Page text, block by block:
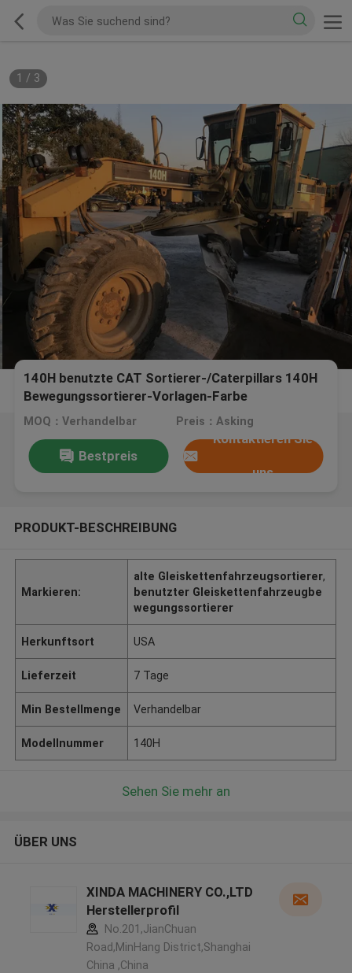
1 / 3
140H benutzte CAT Sortierer-/Caterpillars 140H
Bewegungssortierer-Vorlagen-Farbe
MOQ：Verhandelbar Preis：Asking
Bestpreis
Kontaktieren Sie
uns
PRODUKT-BESCHREIBUNG
Markieren:
alte Gleiskettenfahrzeugsortierer,
benutzter Gleiskettenfahrzeugbe
wegungssortierer
Herkunftsort USA
Lieferzeit 7 Tage
Min Bestellmenge Verhandelbar
Modellnummer 140H
Sehen Sie mehr an
ÜBER UNS
XINDA MACHINERY CO.,LTD
Herstellerprofil
No.201,JianChuan
Road,MinHang District,Shanghai
China ,China